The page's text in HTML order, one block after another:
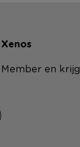
en krijg